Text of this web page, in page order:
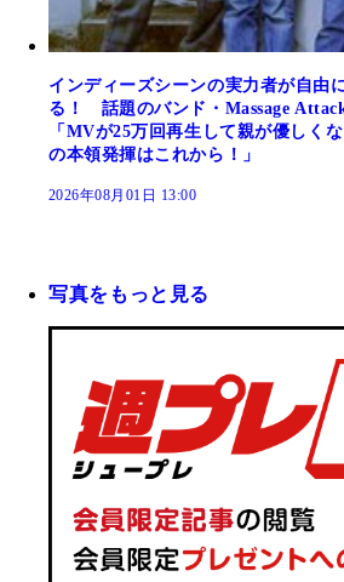
インディーズシーンの実力者が自由
る！ 話題のバンド・Massage
「MVが25万回再生して親が優しく
の本領発揮はこれから！」
2026年08月01日 13:00
写真をもっと見る